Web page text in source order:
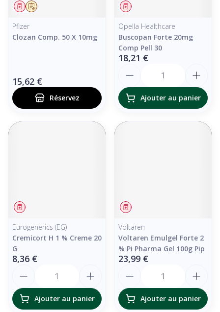
Sur prescription
Médicament
Pfizer
Clozan Comp. 50 X 10mg
15,62 €
Réservez
Médicament
Opella Healthcare
Buscopan Forte 20mg
Comp Pell 30
18,21 €
Ajouter au panier
Médicament
Eurogenerics (EG)
Cremicort H 1 % Creme 20
G
8,36 €
Ajouter au panier
Médicament
Voltaren
Voltaren Emulgel Forte 2
% Pi Pharma Gel 100g Pip
23,99 €
Ajouter au panier